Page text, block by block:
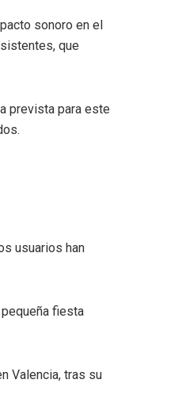
sonoro en el
que
prevista para este
usuarios han
fiesta
Valencia, tras su